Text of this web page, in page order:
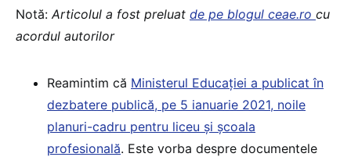
Notă: Articolul a fost preluat de pe blogul ceae.ro cu
acordul autorilor
Reamintim că Ministerul Educației a publicat în
dezbatere publică, pe 5 ianuarie 2021, noile
planuri-cadru pentru liceu și școala
profesională. Este vorba despre documentele